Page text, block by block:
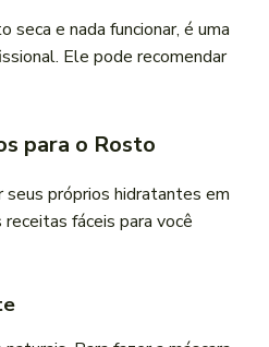
e nada funcionar, é uma
Ele pode recomendar
para o Rosto
seus próprios hidratantes em
fáceis para você